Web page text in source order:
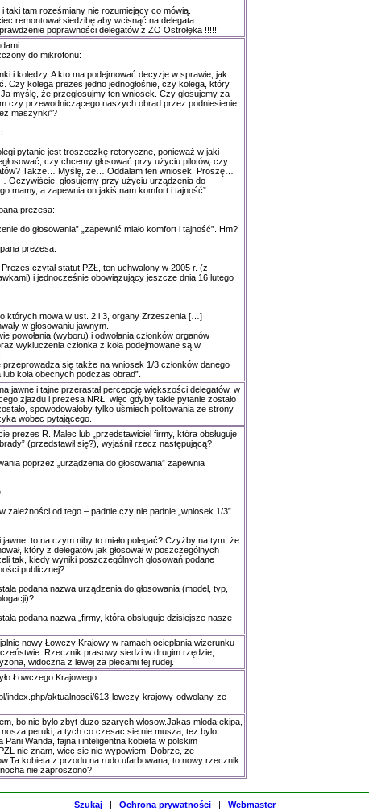
i taki tam roześmiany nie rozumiejący co mówią.
remontował siedzibę aby wcisnąć na delegata..........
poprawności delegatów z ZO Ostrołęka !!!!!!
do mikrofonu:
i koledzy. A kto ma podejmować decyzje w sprawie, jak
Czy kolega prezes jedno jednogłośnie, czy kolega, który
Ja myślę, że przegłosujmy ten wniosek. Czy głosujemy za
czy przewodniczącego naszych obrad przez podniesienie
maszynki”?
pytanie jest troszeczkę retoryczne, ponieważ w jaki
czy chcemy głosować przy użyciu pilotów, czy
Także… Myślę, że… Oddalam ten wniosek. Proszę…
Oczywiście, głosujemy przy użyciu urządzenia do
mamy, a zapewnia on jakiś nam komfort i tajność”.
prezesa:
do głosowania” „zapewnić miało komfort i tajność”. Hm?
prezesa:
czytał statut PZŁ, ten uchwalony w 2005 r. (z
i jednocześnie obowiązujący jeszcze dnia 16 lutego
których mowa w ust. 2 i 3, organy Zrzeszenia […]
w głosowaniu jawnym.
powołania (wyboru) i odwołania członków organów
wykluczenia członka z koła podejmowane są w
przeprowadza się także na wniosek 1/3 członków danego
koła obecnych podczas obrad”.
na jawne i tajne przerastał percepcję większości delegatów, w
zjazdu i prezesa NRŁ, więc gdyby takie pytanie zostało
spowodowałoby tylko uśmiech politowania ze strony
wobec pytającego.
prezes R. Malec lub „przedstawiciel firmy, która obsługuje
(przedstawił się?), wyjaśnił rzecz następującą?
poprzez „urządzenia do głosowania” zapewnia
zależności od tego – padnie czy nie padnie „wniosek 1/3”
to na czym niby to miało polegać? Czyżby na tym, że
który z delegatów jak głosował w poszczególnych
tak, kiedy wyniki poszczególnych głosowań podane
publicznej?
podana nazwa urządzenia do głosowania (model, typ,
podana nazwa „firmy, która obsługuje dzisiejsze nasze
nowy Łowczy Krajowy w ramach ocieplania wizerunku
Rzecznik prasowy siedzi w drugim rzędzie,
widoczna z lewej za plecami tej rudej.
Łowczego Krajowego
index.php/aktualnosci/613-lowczy-krajowy-odwolany-ze-
bo nie bylo zbyt duzo szarych wlosow.Jakas mloda ekipa,
nosza peruki, a tych co czesac sie nie musza, tez bylo
Pani Wanda, fajna i inteligentna kobieta w polskim
nie znam, wiec sie nie wypowiem. Dobrze, ze
kobieta z przodu na rudo ufarbowana, to nowy rzecznik
nie zaproszono?
Szukaj | Ochrona prywatności | Webmaster